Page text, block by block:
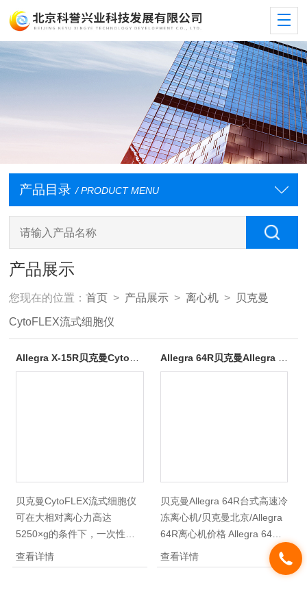
产品目录 / PRODUCT MENU
产品展示
您现在的位置：首页 > 产品展示 >离心机 > 贝克曼
CytoFLEX流式细胞仪
贝克曼CytoFLEX流式细胞仪
可在大相对离心力高达
5250×g的条件下，一次性处
理3升样品，实现快速分离；
该仪器具有优良的温度控制性
查看详情
贝克曼Allegra 64R台式高速冷
冻离心机/贝克曼北京/Allegra
64R离心机价格 Allegra 64R
是台式机的超水准设计，高达
64,400 x g的离心加速度，可
查看详情